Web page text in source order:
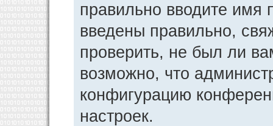
правильно вводите имя
введены правильно,
проверить, не был ли
возможно, что
конфигурацию
настроек.